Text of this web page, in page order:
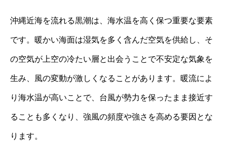
沖縄近海を流れる黒潮は、海水温を高く保つ重要な要素
です。暖かい海面は湿気を多く含んだ空気を供給し、そ
の空気が上空の冷たい層と出会うことで不安定な気象を
生み、風の変動が激しくなることがあります。暖流によ
り海水温が高いことで、台風が勢力を保ったまま接近す
ることも多くなり、強風の頻度や強さを高める要因とな
ります。